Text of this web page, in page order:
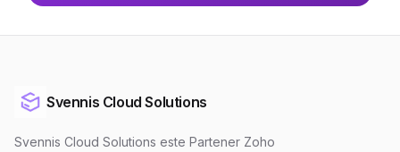
Svennis Cloud Solutions
Svennis Cloud Solutions este Partener Zoho